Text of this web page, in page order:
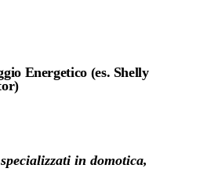
Energetico (es. Shelly
in domotica,